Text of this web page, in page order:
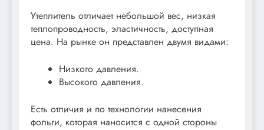
Утеплитель отличает небольшой вес, низкая
теплопроводность, эластичность, доступная
цена. На рынке он представлен двумя видами:
Низкого давления.
Высокого давления.
Есть отличия и по технологии нанесения
фольги, которая наносится с одной стороны